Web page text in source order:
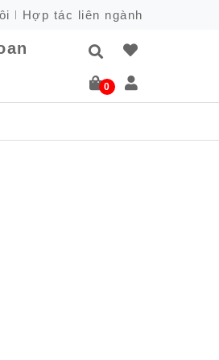
Hợp tác liên ngành
0